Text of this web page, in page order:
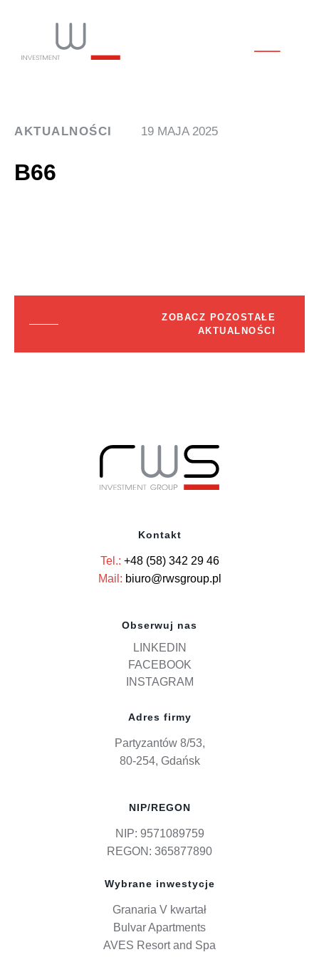
AKTUALNOŚCI 19 MAJA 2025
B66
ZOBACZ POZOSTAŁE
AKTUALNOŚCI
Kontakt
Tel.: +48 (58) 342 29 46
Mail: biuro@rwsgroup.pl
Obserwuj nas
LINKEDIN
FACEBOOK
INSTAGRAM
Adres firmy
Partyzantów 8/53,
80-254, Gdańsk
NIP/REGON
NIP: 9571089759
REGON: 365877890
Wybrane inwestycje
Granaria V kwartał
Bulvar Apartments
AVES Resort and Spa